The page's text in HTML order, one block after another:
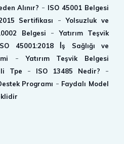
Alınır? - ISO 45001 Belgesi
Sertifikası -Yolsuzluk ve
Belgesi -Yatırım Teşvik
45001:2018 İ̇ş Sağlığı ve
-Yatırım Teşvik Belgesi
Tpe - ISO 13485 Nedir? -
Programı - Faydalı Model